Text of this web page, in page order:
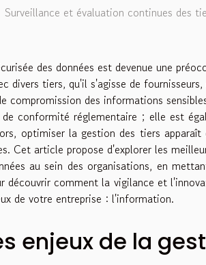
Surveillance et évaluation continues des
des données est devenue une
divers tiers, qu'il s'agisse de
compromission des informations
conformité réglementaire ; elle est
optimiser la gestion des tiers apparaît
Cet article propose d'explorer les
au sein des organisations, en
découvrir comment la vigilance et
de votre entreprise : l'information.
enjeux de la